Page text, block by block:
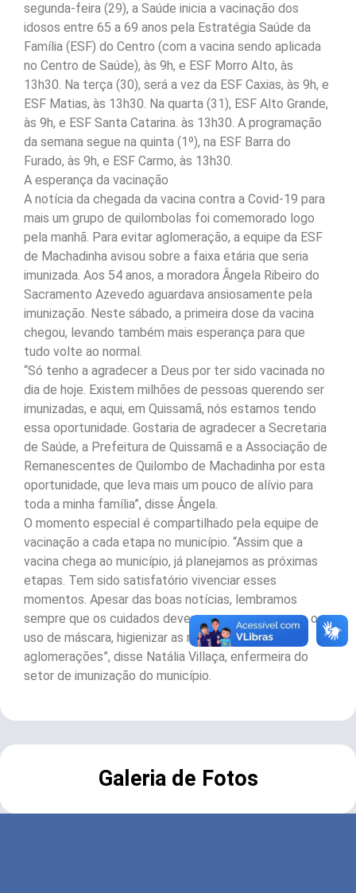
segunda-feira (29), a Saúde inicia a vacinação dos
idosos entre 65 a 69 anos pela Estratégia Saúde da
Família (ESF) do Centro (com a vacina sendo aplicada
no Centro de Saúde), às 9h, e ESF Morro Alto, às
13h30. Na terça (30), será a vez da ESF Caxias, às 9h, e
ESF Matias, às 13h30. Na quarta (31), ESF Alto Grande,
às 9h, e ESF Santa Catarina. às 13h30. A programação
da semana segue na quinta (1º), na ESF Barra do
Furado, às 9h, e ESF Carmo, às 13h30.
A esperança da vacinação
A notícia da chegada da vacina contra a Covid-19 para
mais um grupo de quilombolas foi comemorado logo
pela manhã. Para evitar aglomeração, a equipe da ESF
de Machadinha avisou sobre a faixa etária que seria
imunizada. Aos 54 anos, a moradora Ângela Ribeiro do
Sacramento Azevedo aguardava ansiosamente pela
imunização. Neste sábado, a primeira dose da vacina
chegou, levando também mais esperança para que
tudo volte ao normal.
“Só tenho a agradecer a Deus por ter sido vacinada no
dia de hoje. Existem milhões de pessoas querendo ser
imunizadas, e aqui, em Quissamã, nós estamos tendo
essa oportunidade. Gostaria de agradecer a Secretaria
de Saúde, a Prefeitura de Quissamã e a Associação de
Remanescentes de Quilombo de Machadinha por esta
oportunidade, que leva mais um pouco de alívio para
toda a minha família”, disse Ângela.
O momento especial é compartilhado pela equipe de
vacinação a cada etapa no município. “Assim que a
vacina chega ao município, já planejamos as próximas
etapas. Tem sido satisfatório vivenciar esses
momentos. Apesar das boas notícias, lembramos
sempre que os cuidados devem permanecer, como o
uso de máscara, higienizar as mãos e evitar
aglomerações”, disse Natália Villaça, enfermeira do
setor de imunização do município.
Galeria de Fotos